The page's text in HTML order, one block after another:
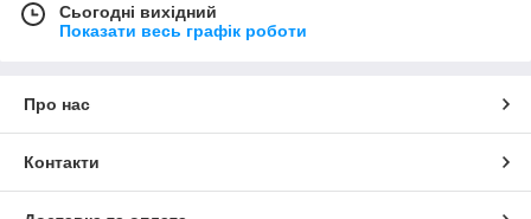
Сьогодні вихідний
Показати весь графік роботи
Про нас
Контакти